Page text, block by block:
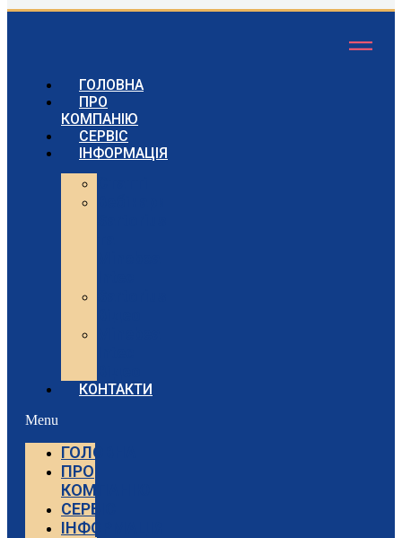
ГОЛОВНА
ПРО
КОМПАНІЮ
СЕРВІС
ІНФОРМАЦІЯ
КОНТАКТИ
Menu
ГОЛОВНА
ПРО
КОМПАНІЮ
СЕРВІС
ІНФОРМАЦІЯ